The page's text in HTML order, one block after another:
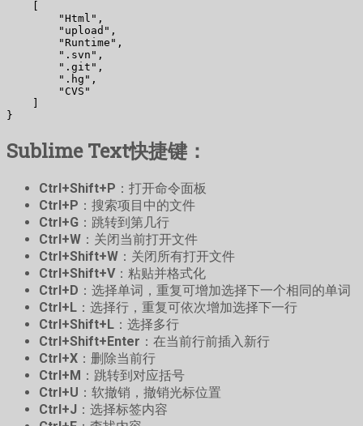
        "Html",
        "upload",
        "Runtime",
        ".svn",
        ".git",
        ".hg",
        "CVS"
}
Sublime Text快捷键：
Ctrl+Shift+P ：打开命令面板
Ctrl+P ：搜索项目中的文件
Ctrl+G ：跳转到第几行
Ctrl+W ：关闭当前打开文件
Ctrl+Shift+W ：关闭所有打开文件
Ctrl+Shift+V：粘贴并格式化
Ctrl+D ：选择单词，重复可增加选择下一个相同的单词
Ctrl+L ：选择行，重复可依次增加选择下一行
Ctrl+Shift+L ：选择多行
Ctrl+Shift+Enter ：在当前行前插入新行
Ctrl+X ：删除当前行
Ctrl+M ：跳转到对应括号
Ctrl+U ：软撤销，撤销光标位置
Ctrl+J ：选择标签内容